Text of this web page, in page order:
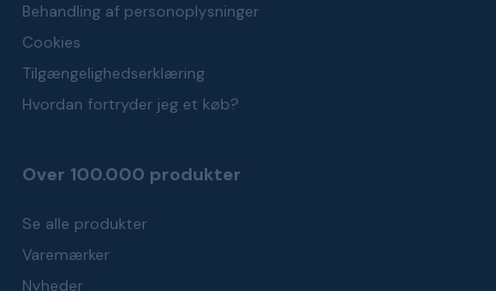
Behandling af personoplysninger
Cookies
Tilgængelighedserklæring
Hvordan fortryder jeg et køb?
Over 100.000 produkter
Se alle produkter
Varemærker
Nyheder